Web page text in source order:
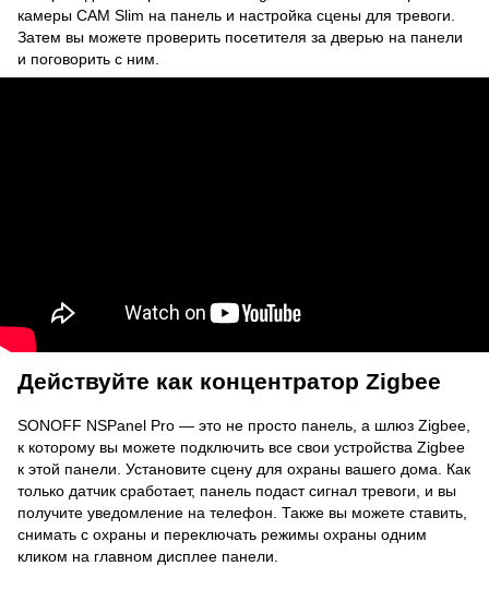
камеры CAM Slim на панель и настройка сцены для тревоги.
Затем вы можете проверить посетителя за дверью на панели
и поговорить с ним.
Действуйте как концентратор Zigbee
SONOFF NSPanel Pro — это не просто панель, а шлюз Zigbee,
к которому вы можете подключить все свои устройства Zigbee
к этой панели. Установите сцену для охраны вашего дома. Как
только датчик сработает, панель подаст сигнал тревоги, и вы
получите уведомление на телефон. Также вы можете ставить,
снимать с охраны и переключать режимы охраны одним
кликом на главном дисплее панели.